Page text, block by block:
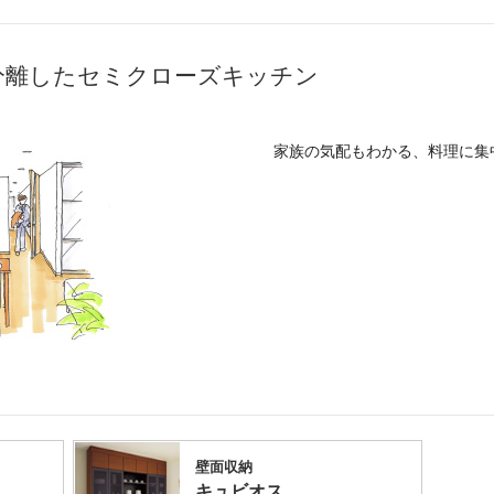
したセミクローズキッチン
家族の気配もわかる、料理に
壁面収納